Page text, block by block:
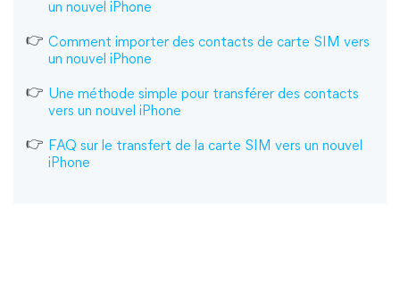
un nouvel iPhone
Comment importer des contacts de carte SIM vers
un nouvel iPhone
Une méthode simple pour transférer des contacts
vers un nouvel iPhone
FAQ sur le transfert de la carte SIM vers un nouvel
iPhone